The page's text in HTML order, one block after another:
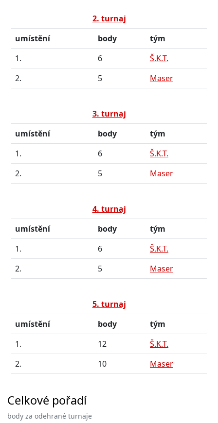
2. turnaj
umístění
body
tým
1.
6
Š.K.T.
2.
5 Maser
3. turnaj
umístění
body
tým
1.
6
Š.K.T.
2.
5 Maser
4. turnaj
umístění
body
tým
1.
6
Š.K.T.
2.
5 Maser
5. turnaj
umístění
body
tým
1.
12
Š.K.T.
2.
10 Maser
Celkové pořadí
body za odehrané turnaje